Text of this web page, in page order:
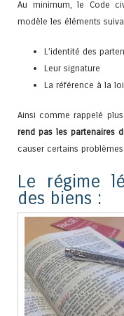
Au minimum, le Code
modèle les éléments
L’identité des
Leur signature
La référence à la loi
Ainsi comme rappelé
rend pas les partenaires
causer certains
Le régime
des biens :